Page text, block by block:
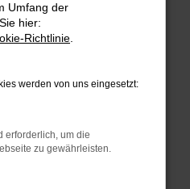
und deine
zum Beispiel deine
Seiten
die Seite in einem
Umfang der
hier:
Richtlinie
werden von uns eingesetzt:
erforderlich, um die
zu gewährleisten.